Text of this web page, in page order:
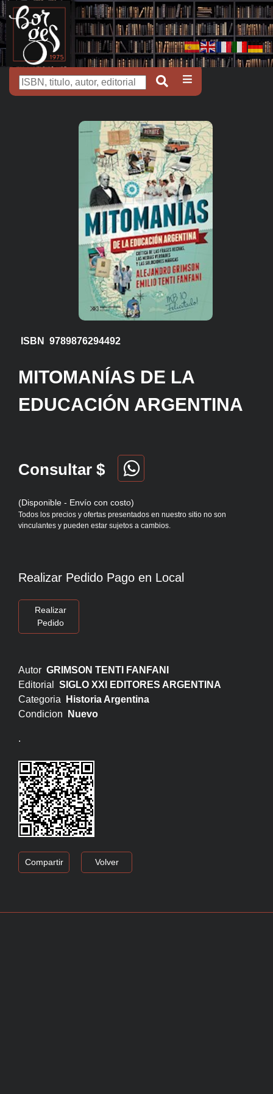
ISBN 9789876294492
MITOMANÍAS DE LA
EDUCACIÓN ARGENTINA
Consultar $
(Disponible - Envío con costo)
Todos los precios y ofertas presentados en nuestro sitio no son
vinculantes y pueden estar sujetos a cambios.
Realizar Pedido Pago en Local
Realizar
Pedido
Autor GRIMSON TENTI FANFANI
Editorial SIGLO XXI EDITORES ARGENTINA
Categoria
Historia Argentina
Condicion
Nuevo
.
Compartir Volver